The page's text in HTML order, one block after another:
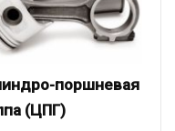
поршневая
(ЦПГ)